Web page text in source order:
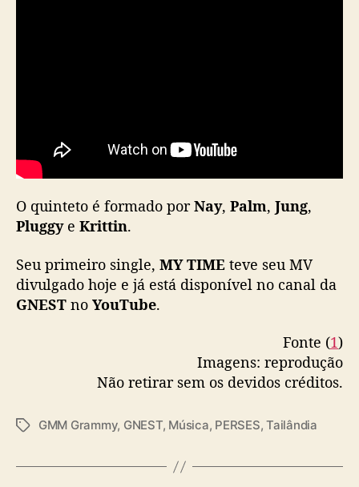
Y
E
”
O quinteto é formado porNay, Palm, Jung,
Pluggye Krittin.
Seu primeiro single, MY TIME teve seu MV
divulgado hoje e já está disponível no canal da
GNEST no YouTube.
Fonte (1)
Imagens: reprodução
Não retirar sem os devidos créditos.
T
GMM Grammy, GNEST, Música, PERSES,Tailândia